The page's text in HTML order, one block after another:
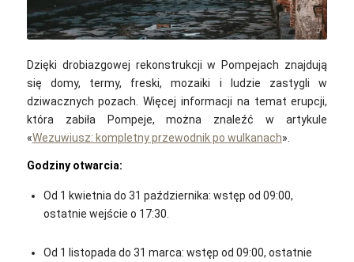
Andy Holmes / Unsplash
Dzięki drobiazgowej rekonstrukcji w Pompejach znajdują
się domy, termy, freski, mozaiki i ludzie zastygli w
dziwacznych pozach. Więcej informacji na temat erupcji,
która zabiła Pompeje, można znaleźć w artykule
«Wezuwiusz: kompletny przewodnik po wulkanach».
Godziny otwarcia:
Od 1 kwietnia do 31 października: wstęp od 09:00,
ostatnie wejście o 17:30.
Od 1 listopada do 31 marca: wstęp od 09:00, ostatnie